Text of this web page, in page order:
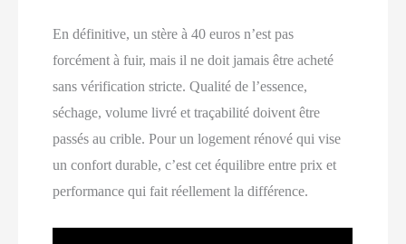
En définitive, un stère à 40 euros n’est pas
forcément à fuir, mais il ne doit jamais être acheté
sans vérification stricte. Qualité de l’essence,
séchage, volume livré et traçabilité doivent être
passés au crible. Pour un logement rénové qui vise
un confort durable, c’est cet équilibre entre prix et
performance qui fait réellement la différence.